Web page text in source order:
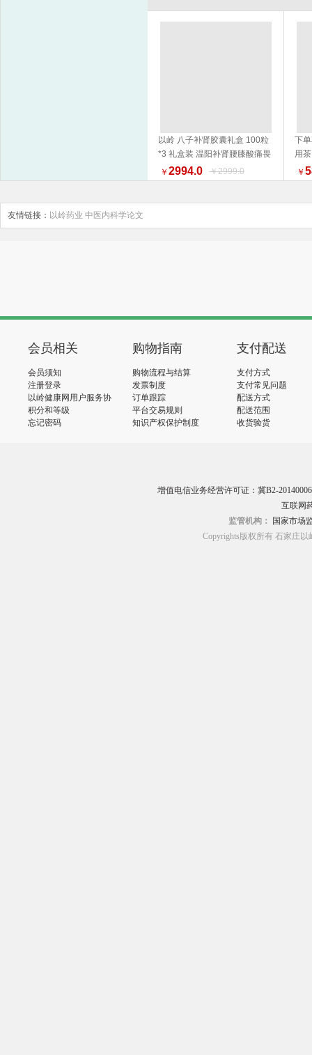
以岭 八子补肾胶囊礼盒 100粒
*3 礼盒装 温阳补肾腰膝酸痛畏
寒 新旧包装随机发货
￥ 2994.0 ￥2999.0
下
用
￥
友情链接： 以岭药业 中医内科学论文
会员相关
会员须知
注册登录
以岭健康网用户服务协
议
积分和等级
忘记密码
购物指南
购物流程与结算
发票制度
订单跟踪
平台交易规则
知识产权保护制度
支付配送
支付方式
支付常见问题
配送方式
配送范围
收货验货
增值电信业务经营许可证：冀B2-20140006
互联网
监管机构：
国家市场
Copyrights版权所有 石家庄